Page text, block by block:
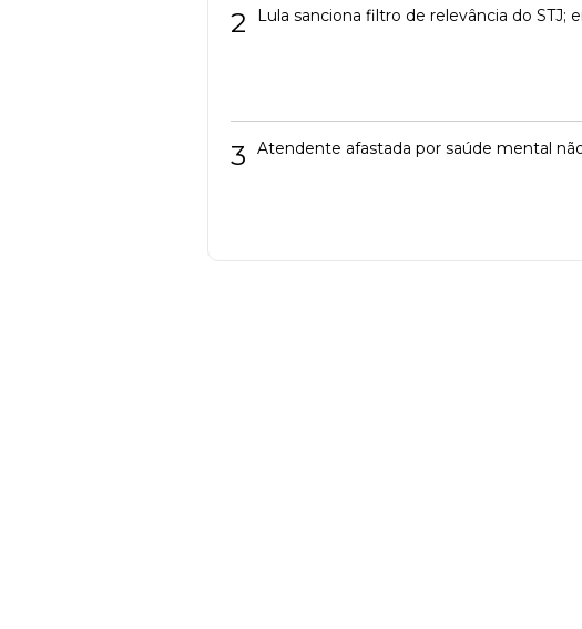
2 Lula sanciona filtro de relevância do STJ;
3 Atendente afastada por saúde mental